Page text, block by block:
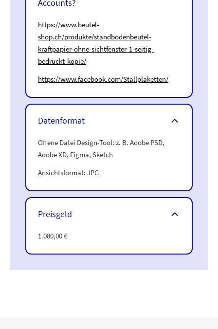
Accounts?
https://www.beutel-
shop.ch/produkte/standbodenbeutel-
kraftpapier-ohne-sichtfenster-1-seitig-
bedruckt-kopie/
https://www.facebook.com/Stallplaketten/
Datenformat
Offene Datei Design-Tool: z. B. Adobe PSD,
Adobe XD, Figma, Sketch
Ansichtsformat: JPG
Preisgeld
1.080,00 €